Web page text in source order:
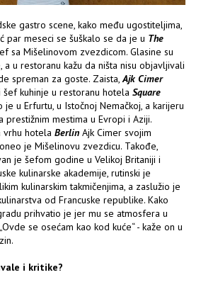
gastro scene, kako među ugostiteljima,
par meseci se šuškalo se da je u The
sa Mišelinovom zvezdicom. Glasine su
a u restoranu kažu da ništa nisu objavljivali
spreman za goste. Zaista,Ajk Cimer
kuhinje u restoranu hotela Square
u Erfurtu, u Istočnoj Nemačkoj, a karijeru
prestižnim mestima u Evropi i Aziji.
vrhu hotelaBerlinAjk Cimer svojim
je Mišelinovu zvezdicu. Takođe,
je šefom godine u Velikoj Britaniji i
kulinarske akademije, rutinski je
kulinarskim takmičenjima, a zaslužio je
od Francuske republike. Kako
prihvatio je jer mu se atmosfera u
se osećam kao kod kuće“ - kaže on u
i kritike?